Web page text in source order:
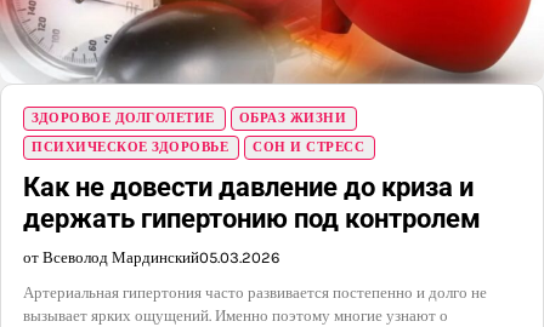
ЗДОРОВОЕ ДОЛГОЛЕТИЕ
ОБРАЗ ЖИЗНИ
ПСИХИЧЕСКОЕ ЗДОРОВЬЕ
СОН И СТРЕСС
Как не довести давление до криза и
держать гипертонию под контролем
от Всеволод Мардинский05.03.2026
Артериальная гипертония часто развивается постепенно и долго не
вызывает ярких ощущений. Именно поэтому многие узнают о